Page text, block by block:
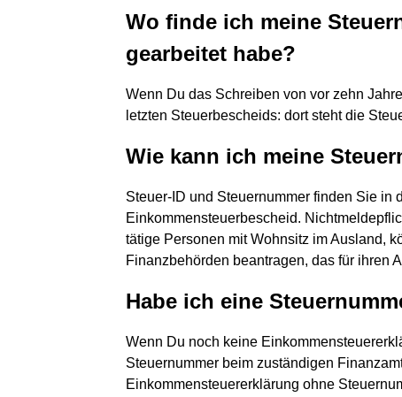
Wo finde ich meine
gearbeitet habe?
Wenn Du das Schreiben von vor zehn
letzten Steuerbescheids: dort steht die
Wie kann ich meine
Steuer-ID und Steuernummer finden Sie in
Einkommensteuerbescheid.
tätige Personen mit Wohnsitz im Ausland,
Finanzbehörden beantragen, das für ihren
Habe ich eine
Wenn Du noch keine
Steuernummer beim zuständigen
Einkommensteuererklärung ohne